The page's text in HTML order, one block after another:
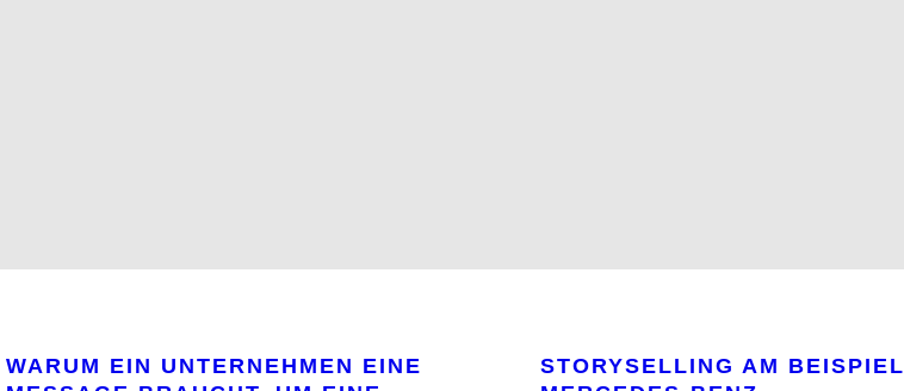
WARUM EIN UNTERNEHMEN EINE
STORYSELLING AM BEISPIEL